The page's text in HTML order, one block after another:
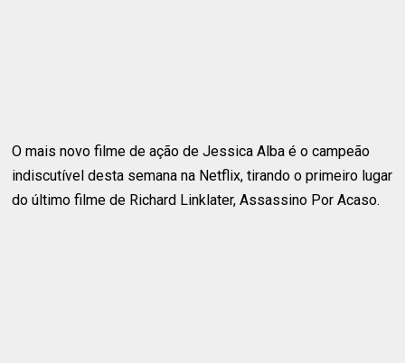
O mais novo filme de ação de Jessica Alba é o campeão
indiscutível desta semana na Netflix, tirando o primeiro lugar
do último filme de Richard Linklater, Assassino Por Acaso.